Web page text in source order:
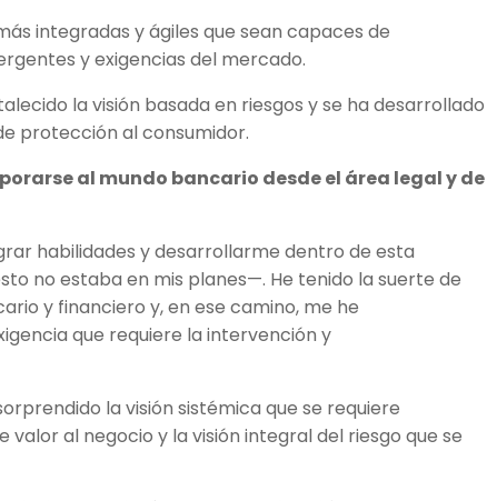
integradas y ágiles que sean capaces de
y exigencias del mercado.
la visión basada en riesgos y se ha desarrollado
protección al consumidor.
al mundo bancario desde el área legal y de
habilidades y desarrollarme dentro de esta
no estaba en mis planes—. He tenido la suerte de
y financiero y, en ese camino, me he
que requiere la intervención y
la visión sistémica que se requiere
al negocio y la visión integral del riesgo que se